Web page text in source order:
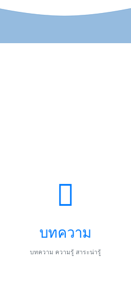
บทความ
บทความ ความรู้ สาระน่ารู้